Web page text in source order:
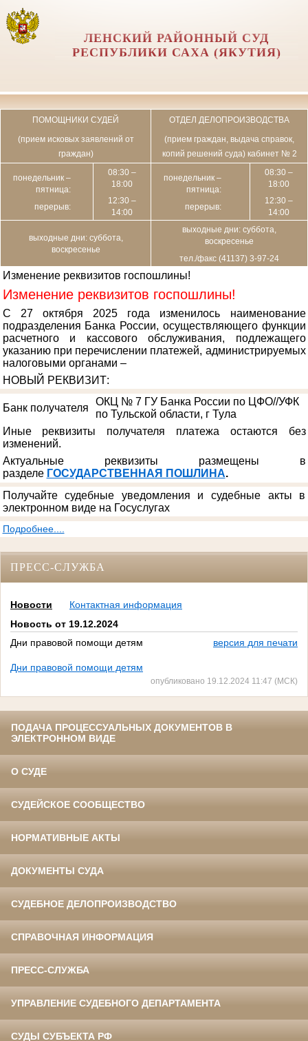
ЛЕНСКИЙ РАЙОННЫЙ СУД
РЕСПУБЛИКИ САХА (ЯКУТИЯ)
ПОМОЩНИКИ СУДЕЙ
(прием исковых заявлений от
граждан)
ОТДЕЛ ДЕЛОПРОИЗВОДСТВА
(прием граждан, выдача справок,
копий решений суда) кабинет № 2
понедельник –
пятница:
перерыв:
08:30 –
18:00
12:30 –
14:00
понедельник –
пятница:
перерыв:
08:30 –
18:00
12:30 –
14:00
выходные дни: суббота,
воскресенье
выходные дни: суббота,
воскресенье
тел./факс (41137) 3-97-24
Изменение реквизитов госпошлины!
Изменение реквизитов госпошлины!
С 27 октября 2025 года изменилось наименование
подразделения Банка России, осуществляющего функции
расчетного и кассового обслуживания, подлежащего
указанию при перечислении платежей, администрируемых
налоговыми органами –
НОВЫЙ РЕКВИЗИТ:
Банк получателя
ОКЦ № 7 ГУ Банка России по ЦФО//УФК
по Тульской области, г Тула
Иные реквизиты получателя платежа остаются без
изменений.
Актуальные реквизиты размещены в
разделе ГОСУДАРСТВЕННАЯ ПОШЛИНА.
Получайте судебные уведомления и судебные акты в
электронном виде на Госуслугах
Подробнее....
ПРЕСС-СЛУЖБА
Новости
Контактная информация
Новость от 19.12.2024
Дни правовой помощи детям
версия для печати
Дни правовой помощи детям
опубликовано 19.12.2024 11:47 (МСК)
ПОДАЧА ПРОЦЕССУАЛЬНЫХ ДОКУМЕНТОВ В
ЭЛЕКТРОННОМ ВИДЕ
О СУДЕ
СУДЕЙСКОЕ СООБЩЕСТВО
НОРМАТИВНЫЕ АКТЫ
ДОКУМЕНТЫ СУДА
СУДЕБНОЕ ДЕЛОПРОИЗВОДСТВО
СПРАВОЧНАЯ ИНФОРМАЦИЯ
ПРЕСС-СЛУЖБА
УПРАВЛЕНИЕ СУДЕБНОГО ДЕПАРТАМЕНТА
СУДЫ СУБЪЕКТА РФ